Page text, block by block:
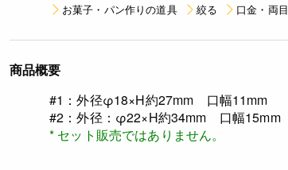
お菓子・パン作りの道具 絞る 口金・両目
商品概要
#1：外径φ18×H約27mm 口幅11mm
#2：外径：φ22×H約34mm 口幅15mm
* セット販売ではありません。